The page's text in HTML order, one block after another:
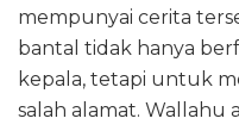
mempunyai cerita
bantal tidak hanya
kepala, tetapi untuk
salah alamat. Wallahu